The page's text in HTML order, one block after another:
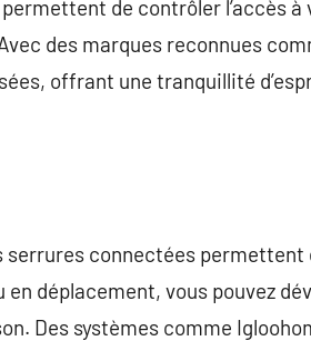
de contrôler l’accès
des marques reconnues
offrant une tranquillité
connectées permettent
en déplacement, vous pouvez
Des systèmes comme